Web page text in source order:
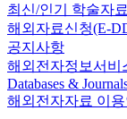
최신/인기 학술자료
해외자료신청(E-
공지사항
해외전자정보서비
Databases &
해외전자자료 이용